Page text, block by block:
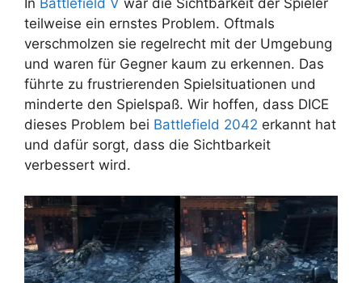
teilweise ein ernstes Problem. Oftmals
verschmolzen sie regelrecht mit der Umgebung
und waren für Gegner kaum zu erkennen. Das
führte zu frustrierenden Spielsituationen und
minderte den Spielspaß. Wir hoffen, dass DICE
dieses Problem bei Battlefield 2042 erkannt hat
und dafür sorgt, dass die Sichtbarkeit
verbessert wird.